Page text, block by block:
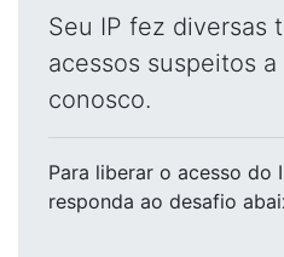
Seu IP fez diversas
acessos suspeitos
conosco.
Para liberar o acesso do
responda ao desafio